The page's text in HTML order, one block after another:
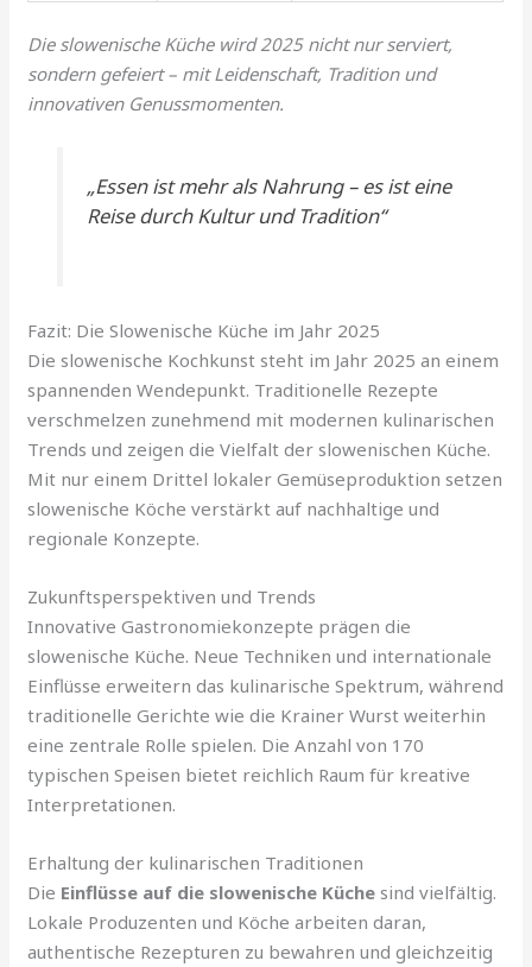
Die slowenische Küche wird 2025 nicht nur serviert,
sondern gefeiert – mit Leidenschaft, Tradition und
innovativen Genussmomenten.
„Essen ist mehr als Nahrung – es ist eine
Reise durch Kultur und Tradition“
Fazit: Die Slowenische Küche im Jahr 2025
Die slowenische Kochkunst steht im Jahr 2025 an einem
spannenden Wendepunkt. Traditionelle Rezepte
verschmelzen zunehmend mit modernen kulinarischen
Trends und zeigen die Vielfalt der slowenischen Küche.
Mit nur einem Drittel lokaler Gemüseproduktion setzen
slowenische Köche verstärkt auf nachhaltige und
regionale Konzepte.
Zukunftsperspektiven und Trends
Innovative Gastronomiekonzepte prägen die
slowenische Küche. Neue Techniken und internationale
Einflüsse erweitern das kulinarische Spektrum, während
traditionelle Gerichte wie die Krainer Wurst weiterhin
eine zentrale Rolle spielen. Die Anzahl von 170
typischen Speisen bietet reichlich Raum für kreative
Interpretationen.
Erhaltung der kulinarischen Traditionen
Die Einflüsse auf die slowenische Küche sind vielfältig.
Lokale Produzenten und Köche arbeiten daran,
authentische Rezepturen zu bewahren und gleichzeitig